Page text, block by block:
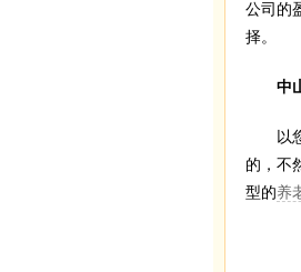
公司的
择。
中
以您
的，不
型的养